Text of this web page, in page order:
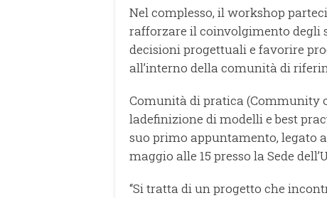
Nel complesso, il workshop
rafforzare il coinvolgimento degli
decisioni progettuali e favorire
all’interno della comunità di
Comunità di pratica (Community
ladefinizione di modelli e best
suo primo appuntamento, legato
maggio alle 15 presso la Sede
“Si tratta di un progetto che